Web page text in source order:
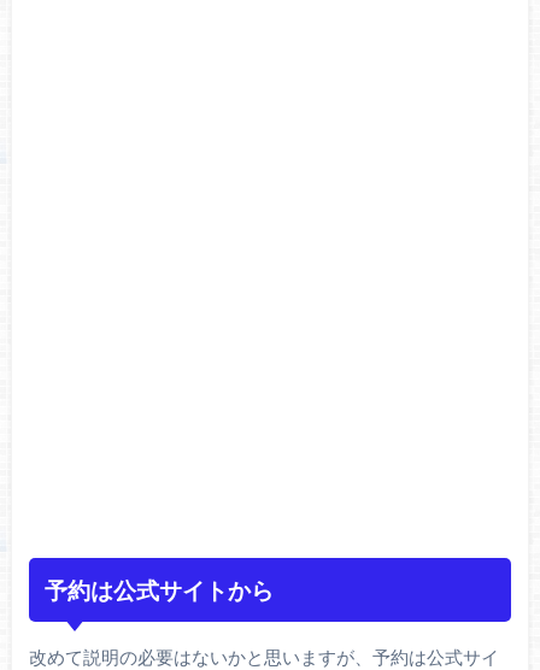
予約は公式サイトから
改めて説明の必要はないかと思いますが、予約は公式サイ